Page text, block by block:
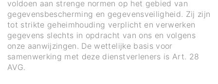
voldoen aan strenge normen op het gebied van
gegevensbescherming en gegevensveiligheid. Zij zijn
tot strikte geheimhouding verplicht en verwerken
gegevens slechts in opdracht van ons en volgens
onze aanwijzingen. De wettelijke basis voor
samenwerking met deze dienstverleners is Art. 28
AVG.